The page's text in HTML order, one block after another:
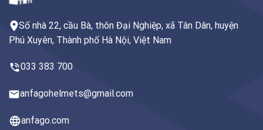
Số nhà 22, cầu Bà, thôn Đại Nghiệp, xã Tân Dân, huyện
Phú Xuyên, Thành phố Hà Nội, Việt Nam
033 383 700
anfagohelmets@gmail.com
anfago.com